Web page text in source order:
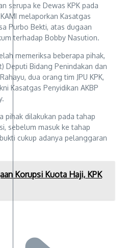
serupa ke Dewas KPK pada
melaporkan Kasatgas
Purbo Bekti, atas dugaan
terhadap Bobby Nasution.
memeriksa beberapa pihak,
Deputi Bidang Penindakan dan
dua orang tim JPU KPK,
Kasatgas Penyidikan AKBP
pihak dilakukan pada tahap
sebelum masuk ke tahap
cukup adanya pelanggaran
Korupsi Kuota Haji, KPK